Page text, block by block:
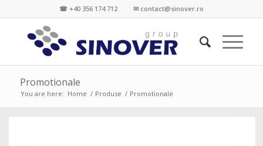
☎ +40 356 174 712 ✉ contact@sinover.ro
Promotionale
You are here: Home / Produse / Promotionale